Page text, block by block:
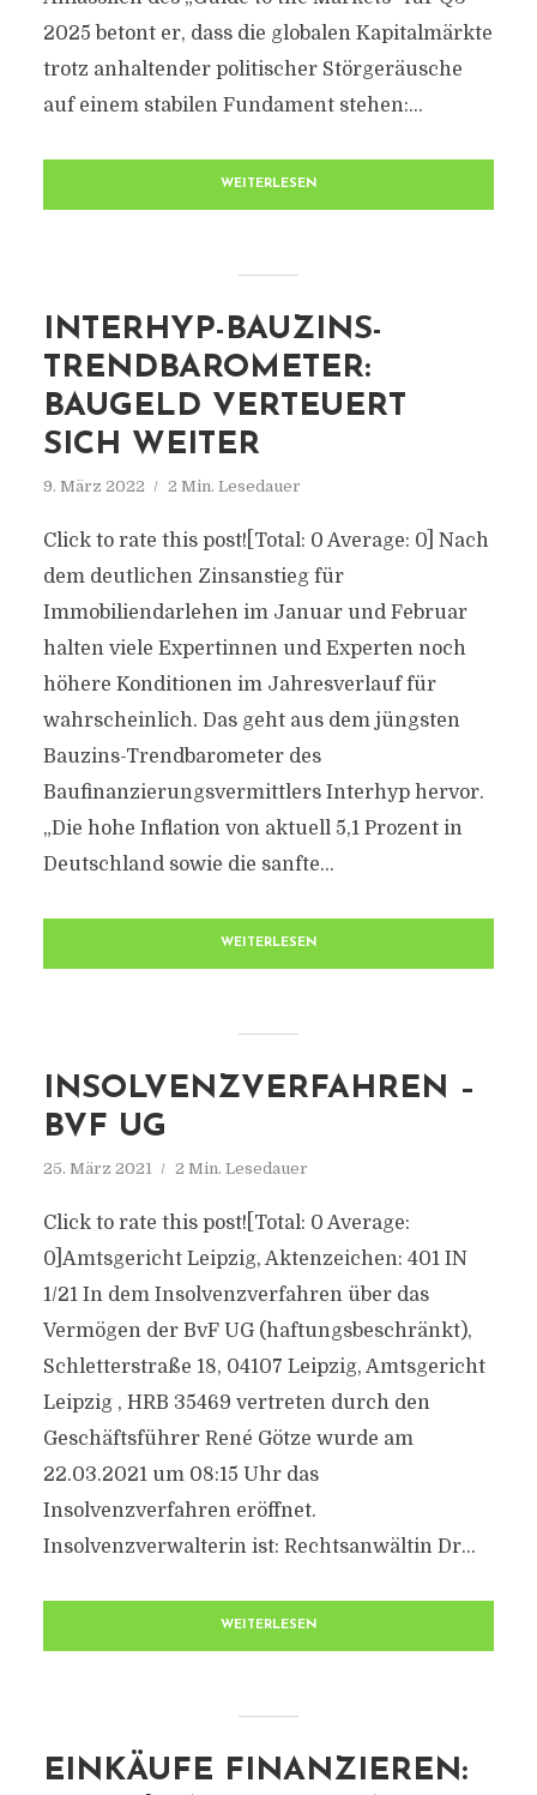
2025 betont er, dass die globalen Kapitalmärkte
trotz anhaltender politischer Störgeräusche
auf einem stabilen Fundament stehen:...
WEITERLESEN
INTERHYP-BAUZINS-
TRENDBAROMETER:
BAUGELD VERTEUERT
SICH WEITER
9. März 2022 2 Min. Lesedauer
Click to rate this post![Total: 0 Average: 0] Nach
dem deutlichen Zinsanstieg für
Immobiliendarlehen im Januar und Februar
halten viele Expertinnen und Experten noch
höhere Konditionen im Jahresverlauf für
wahrscheinlich. Das geht aus dem jüngsten
Bauzins-Trendbarometer des
Baufinanzierungsvermittlers Interhyp hervor.
„Die hohe Inflation von aktuell 5,1 Prozent in
Deutschland sowie die sanfte...
WEITERLESEN
INSOLVENZVERFAHREN –
BVF UG
25. März 2021 2 Min. Lesedauer
Click to rate this post![Total: 0 Average:
0]Amtsgericht Leipzig, Aktenzeichen: 401 IN
1/21 In dem Insolvenzverfahren über das
Vermögen der BvF UG (haftungsbeschränkt),
Schletterstraße 18, 04107 Leipzig, Amtsgericht
Leipzig , HRB 35469 vertreten durch den
Geschäftsführer René Götze wurde am
22.03.2021 um 08:15 Uhr das
Insolvenzverfahren eröffnet.
Insolvenzverwalterin ist: Rechtsanwältin Dr...
WEITERLESEN
EINKÄUFE FINANZIEREN: